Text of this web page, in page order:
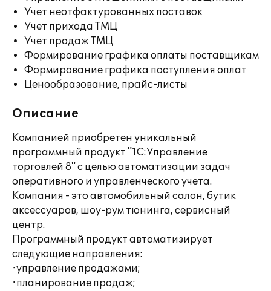
Учет неотфактурованных поставок
Учет прихода ТМЦ
Учет продаж ТМЦ
Формирование графика оплаты поставщикам
Формирование графика поступления оплат
Ценообразование, прайс-листы
Описание
Компанией приобретен уникальный
программный продукт "1С:Управление
торговлей 8" с целью автоматизации задач
оперативного и управленческого учета.
Компания - это автомобильный салон, бутик
аксессуаров, шоу-рум тюнинга, сервисный
центр.
Программный продукт автоматизирует
следующие направления:
·управление продажами;
·планирование продаж;